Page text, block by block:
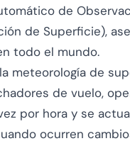
de
de Superficie),
todo el mundo.
meteorología de
de vuelo,
por hora y se
ocurren